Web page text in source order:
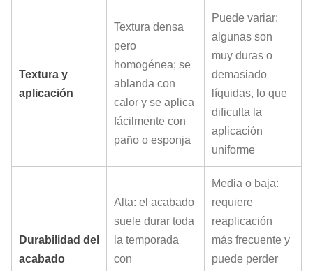
Textura y
aplicación
Textura densa
pero
homogénea; se
ablanda con
calor y se aplica
fácilmente con
paño o esponja
Puede variar:
algunas son
muy duras o
demasiado
líquidas, lo que
dificulta la
aplicación
uniforme
Durabilidad del
acabado
Alta: el acabado
suele durar toda
la temporada
con
Media o baja:
requiere
reaplicación
más frecuente y
puede perder